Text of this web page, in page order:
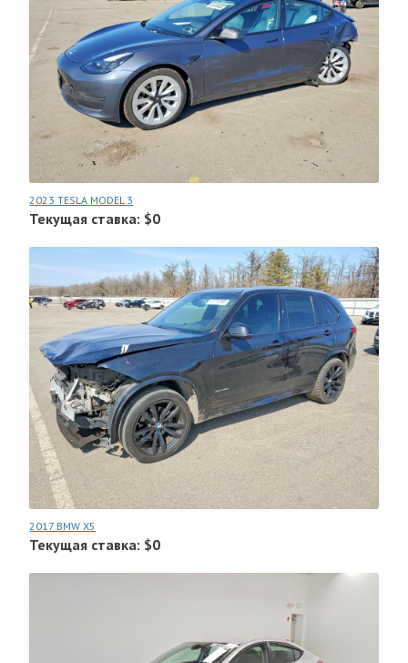
2023 TESLA MODEL 3
Текущая ставка: $0
2017 BMW X5
Текущая ставка: $0